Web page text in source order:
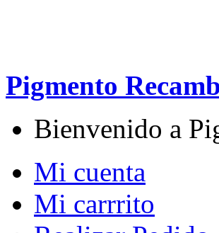
Pigmento
Bienvenido a
Mi cuenta
Mi carrrito